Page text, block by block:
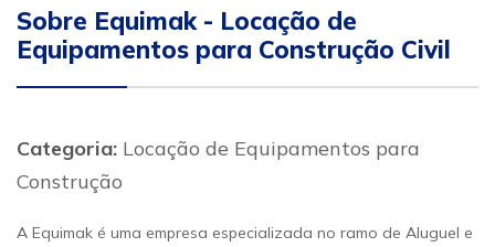
Sobre Equimak - Locação de
Equipamentos para Construção Civil
Categoria: Locação de Equipamentos para
Construção
A Equimak é uma empresa especializada no ramo de Aluguel e